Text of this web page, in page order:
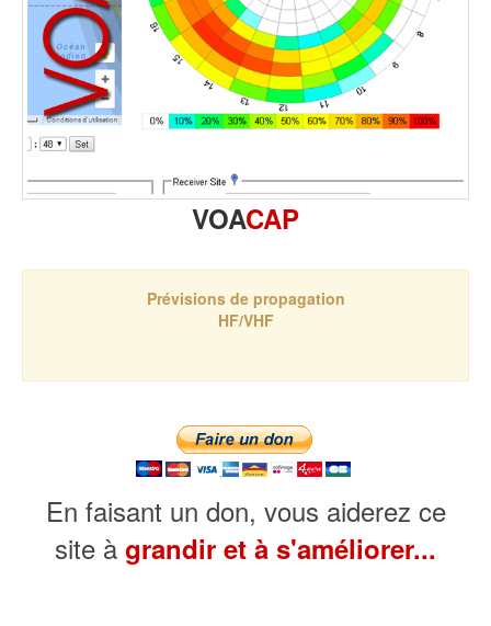
VOACAP
Prévisions de propagation
HF/VHF
En faisant un don, vous aiderez ce
site à grandir et à s'améliorer...